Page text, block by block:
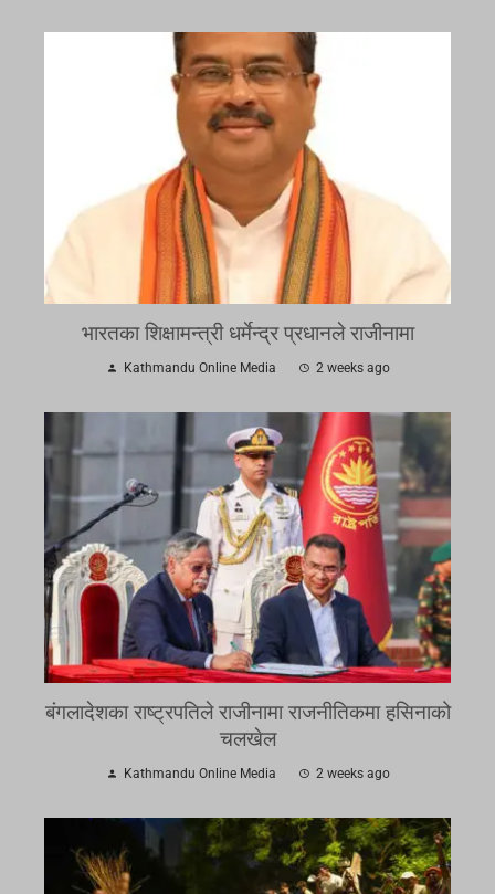
भारतका शिक्षामन्त्री धर्मेन्द्र प्रधानले राजीनामा
Kathmandu Online Media 2 weeks ago
बंगलादेशका राष्ट्रपतिले राजीनामा राजनीतिकमा हसिनाको
चलखेल
Kathmandu Online Media 2 weeks ago